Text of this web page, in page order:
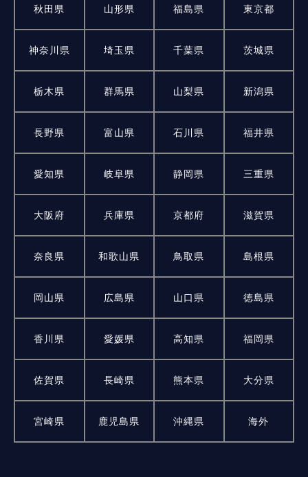
秋田県 山形県 福島県 東京都
神奈川県 埼玉県 千葉県 茨城県
栃木県 群馬県 山梨県 新潟県
長野県 富山県 石川県 福井県
愛知県 岐阜県 静岡県 三重県
大阪府 兵庫県 京都府 滋賀県
奈良県 和歌山県 鳥取県 島根県
岡山県 広島県 山口県 徳島県
香川県 愛媛県 高知県 福岡県
佐賀県 長崎県 熊本県 大分県
宮崎県 鹿児島県 沖縄県 海外